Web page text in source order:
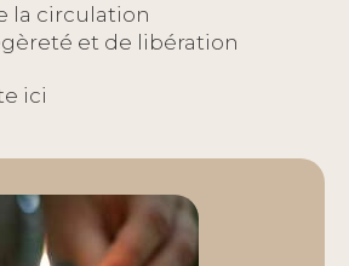
la circulation
et de libération
ici